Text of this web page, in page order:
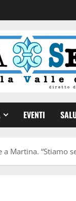
EVENTI
a Martina. “Stiamo